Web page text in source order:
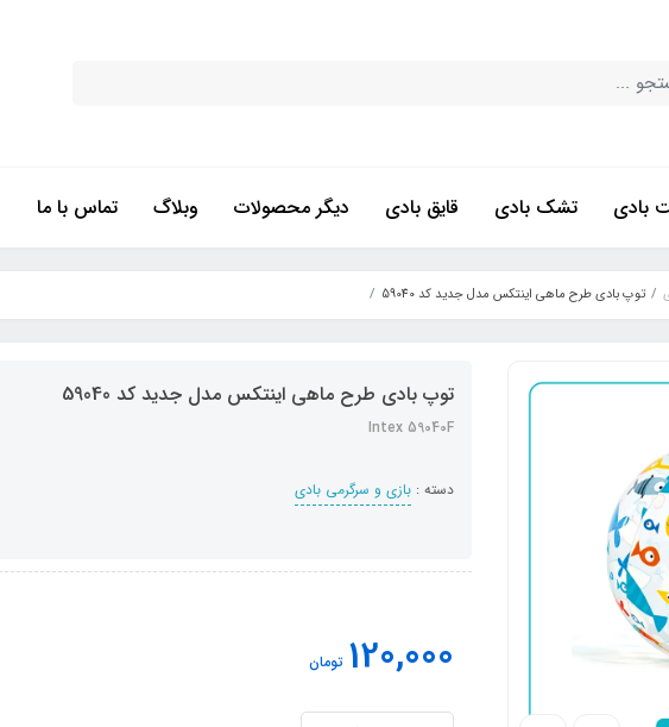
بادی تشک بادی قایق بادی دیگر محصولات وبلاگ تماس با ما
توپ بادی طرح ماهی اینتکس مدل جدید کد 59040
توپ بادی طرح ماهی اینتکس مدل جدید کد 59040
Intex 59040F
دسته : بازی و سرگرمی بادی
120,000 تومان